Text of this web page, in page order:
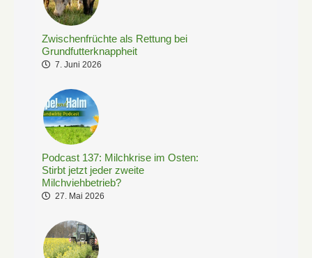
Zwischenfrüchte als Rettung bei
Grundfutterknappheit
7. Juni 2026
Podcast 137: Milchkrise im Osten:
Stirbt jetzt jeder zweite
Milchviehbetrieb?
27. Mai 2026